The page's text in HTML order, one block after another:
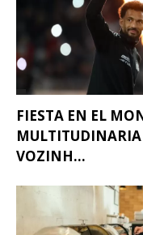
FIESTA EN EL
MULTITUDINARIA
VOZINH...